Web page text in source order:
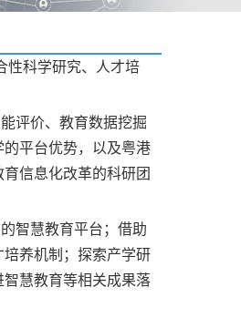
性科学研究、人才培
评价、教育数据挖掘
平台优势，以及粤港
信息化改革的科研团
智慧教育平台；借助
养机制；探索产学研
慧教育等相关成果落